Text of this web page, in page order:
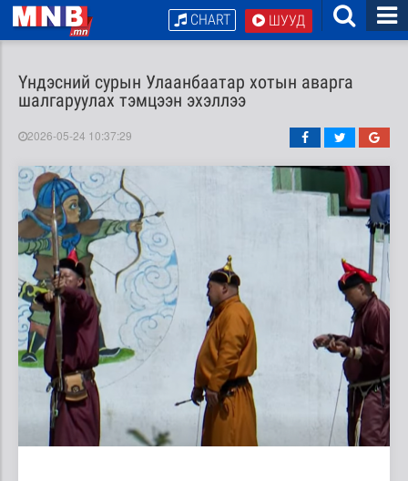
ШУУД
CHART
Үндэсний сурын Улаанбаатар хотын аварга
шалгаруулах тэмцээн эхэллээ
2026-05-24 10:37:29